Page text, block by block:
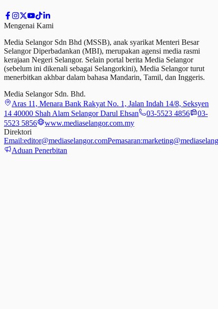
Mengenai Kami
Media Selangor Sdn Bhd (MSSB), anak syarikat Menteri Besar
Selangor Diperbadankan (MBI), merupakan agensi media rasmi
kerajaan Negeri Selangor. Selain portal berita Media Selangor
(sebelum ini dikenali sebagai Selangorkini), Media Selangor turut
menerbitkan akhbar dalam bahasa Mandarin, Tamil, dan Inggeris.
Media Selangor Sdn. Bhd.
Aras 11, Menara Bank Rakyat No. 1, Jalan Indah 14/8, Seksyen
14 40000 Shah Alam Selangor Darul Ehsan
03-5523 4856
03-
5523 5856
www.mediaselangor.com.my
Direktori
Email:editor@mediaselangor.comPemasaran:
Aduan Penerbitan